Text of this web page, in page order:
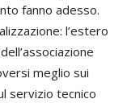
fanno adesso.
l’estero
meglio sui
servizio tecnico